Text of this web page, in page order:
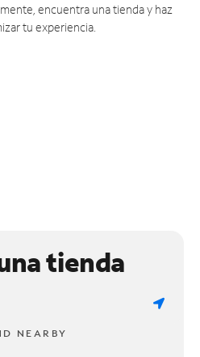
encuentra una tienda y haz
tu experiencia.
tienda
NEARBY